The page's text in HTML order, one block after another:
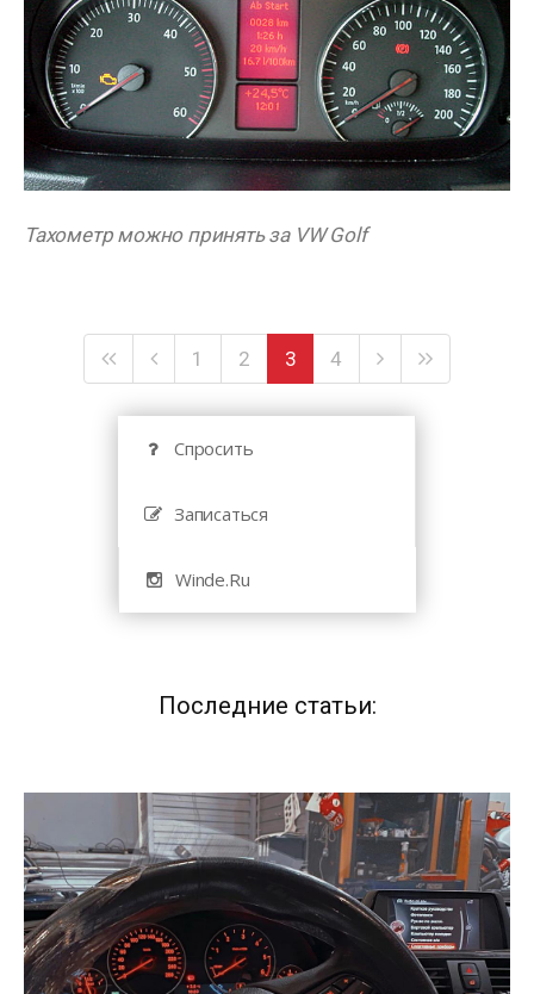
Тахометр можно принять за VW Golf
1 2 3 4
Спросить
Записаться
Winde.Ru
Последние статьи: